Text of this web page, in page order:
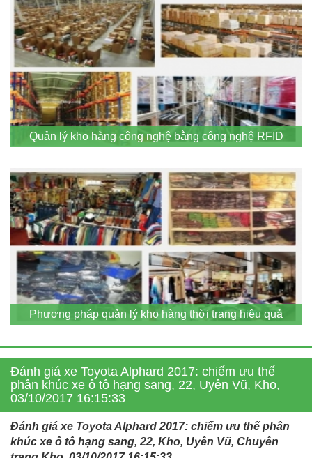
Quản lý kho hàng công nghệ bằng công nghệ RFID
Phương pháp quản lý kho hàng thời trang hiệu quả
Đánh giá xe Toyota Alphard 2017: chiếm ưu thế
phân khúc xe ô tô hạng sang, 22, Uyên Vũ, Kho,
03/10/2017 16:15:33
Đánh giá xe Toyota Alphard 2017: chiếm ưu thế phân
khúc xe ô tô hạng sang, 22, Kho, Uyên Vũ, Chuyên